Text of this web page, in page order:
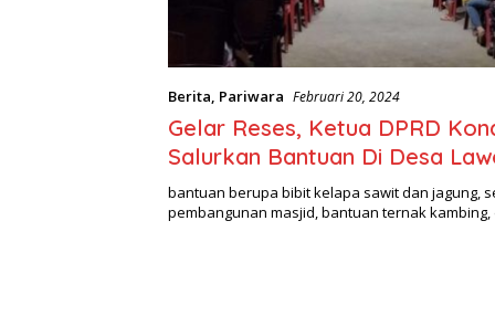
Berita, Pariwara Februari 20, 2024
Gelar Reses, Ketua DPRD
Salurkan Bantuan Di Desa
bantuan berupa bibit kelapa sawit dan jagung,
pembangunan masjid, bantuan ternak